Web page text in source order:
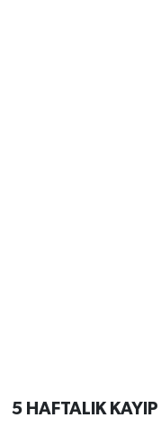
5 HAFTALIK